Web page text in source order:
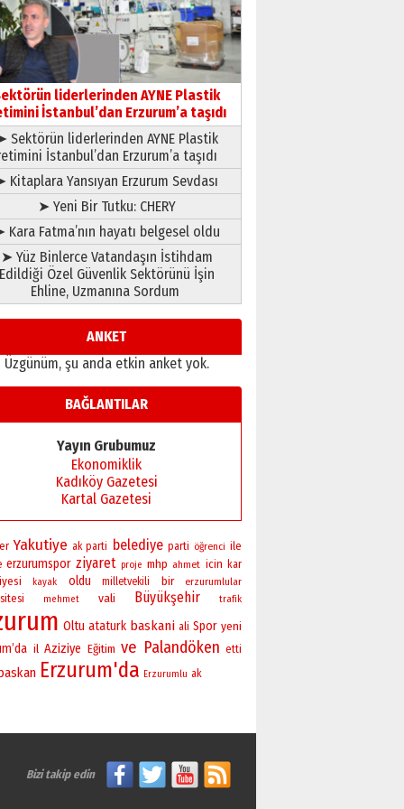
ATATÜRK ÜNİVERSİTESİ?”
28 Temmuz 2026 Salı
Ahmet Gökhan YAZICI
Ahmed Yesevi’den bir
Alperen… ”Reisimiz” idi…
Hakka yürüdü.!
26 Mart 2026 Perşembe
Cem Bakırcı
Ardında bıraktığı hatıralarıyla
gönül adamı Faruk Terzioğlu!
13 Mayıs 2026 Çarşamba
Esat BİNDESEN
Başkan Sekmen’den Erzurum’a
bir vizyon proje daha!
02 Ağustos 2026 Pazar
liderlerinden AYNE Plastik
İstanbul’dan Erzurum’a taşıdı
Sektörün liderlerinden AYNE Plastik
İstanbul’dan Erzurum’a taşıdı
Kitaplara Yansıyan Erzurum Sevdası
➤ Yeni Bir Tutku: CHERY
Kara Fatma’nın hayatı belgesel oldu
➤ Yüz Binlerce Vatandaşın İstihdam
Edildiği Özel Güvenlik Sektörünü İşin
Ehline, Uzmanına Sordum
ANKET
Üzgünüm, şu anda etkin anket yok.
BAĞLANTILAR
Yayın Grubumuz
Ekonomiklik
Kadıköy Gazetesi
Kartal Gazetesi
Yakutiye ak parti belediye parti öğrenci ile
erzurumspor ziyaret proje mhp ahmet icin kar
kayak oldu milletvekili bir erzurumlular
mehmet vali Büyükşehir trafik
Oltu ataturk baskani ali Spor yeni
il Aziziye Eğitim ve Palandöken etti
Erzurum'da Erzurumlu ak
Bizi takip edin